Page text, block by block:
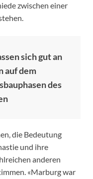
zwischen einer
sich gut an
auf dem
des
die Bedeutung
und ihre
anderen
«Marburg war